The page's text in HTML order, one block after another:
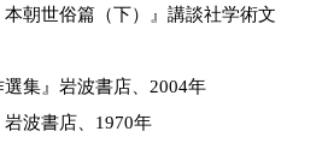
朝世俗篇（下）』講談社学術文
集』岩波書店、2004年
波書店、1970年